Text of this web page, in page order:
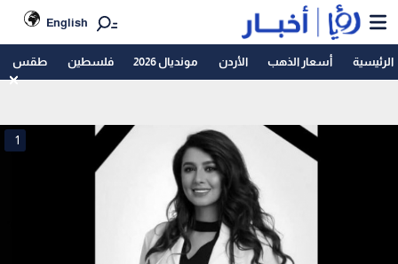
English
الرئيسية أسعار الذهب الأردن مونديال 2026 فلسطين طقس
1